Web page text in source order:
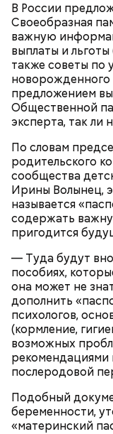
В России
Своеобразная
важную
выплаты и
также советы по
новорожденного
предложением
Общественной
эксперта, так ли
По словам
родительского
сообщества
Ирины Волынец,
называется
содержать
пригодится
— Туда будут
пособиях,
она может не
дополнить
психологов,
(кормление,
возможных
рекомендациями
послеродовой
Подобный
беременности,
«материнский
Праздник любви,
Израиле как
Валентина.
другу сюрпризы,
устраивают
чувствах.
прошлое — во
традиции, когда
водили
искали себе